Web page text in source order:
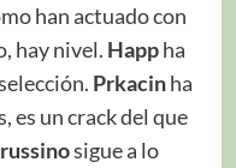
han actuado con
hay nivel. Happha
Prkacinha
es un crack del que
sigue a lo